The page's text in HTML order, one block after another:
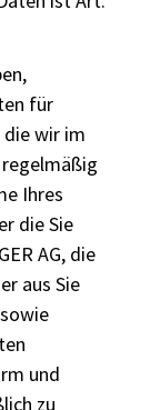
für
wir im
regelmäßig
Ihres
die Sie
AG, die
aus Sie
und
zu